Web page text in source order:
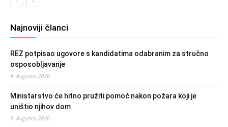
Najnoviji članci
REZ potpisao ugovore s kandidatima odabranim za stručno
osposobljavanje
4. Augusta 2026.
Ministarstvo će hitno pružiti pomoć nakon požara koji je
uništio njihov dom
4. Augusta 2026.